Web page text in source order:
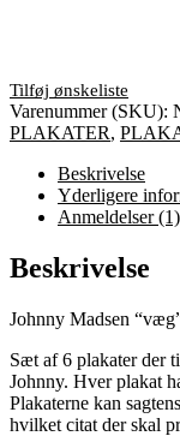
Varenummer (SKU):
PLAKATER,
Beskrivelse
Yderligere
Anmeldelser (1)
Beskrivelse
Johnny Madsen
Sæt af 6 plakater der
Johnny. Hver plakat
Plakaterne kan
hvilket citat der skal